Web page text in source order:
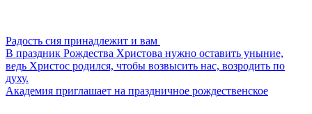
Радость сия принадлежит и вам
В праздник Рождества Христова нужно оставить уныние,
ведь Христос родился, чтобы возвысить нас, возродить по
духу.
Академия приглашает на праздничное рождественское